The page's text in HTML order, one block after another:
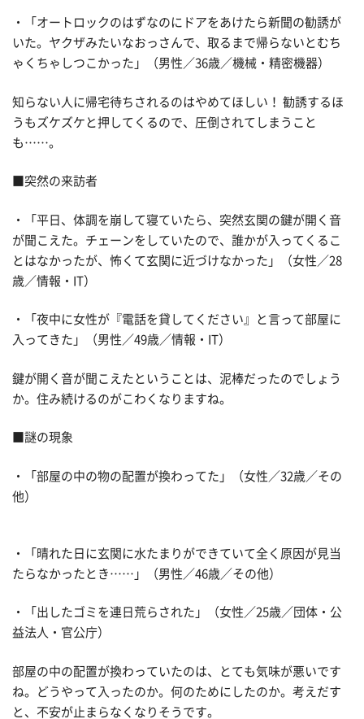
・「オートロックのはずなのにドアをあけたら新聞の勧誘が
いた。ヤクザみたいなおっさんで、取るまで帰らないとむち
ゃくちゃしつこかった」（男性／36歳／機械・精密機器）
知らない人に帰宅待ちされるのはやめてほしい！ 勧誘するほ
うもズケズケと押してくるので、圧倒されてしまうこと
も……。
■突然の来訪者
・「平日、体調を崩して寝ていたら、突然玄関の鍵が開く音
が聞こえた。チェーンをしていたので、誰かが入ってくるこ
とはなかったが、怖くて玄関に近づけなかった」（女性／28
歳／情報・IT）
・「夜中に女性が『電話を貸してください』と言って部屋に
入ってきた」（男性／49歳／情報・IT）
鍵が開く音が聞こえたということは、泥棒だったのでしょう
か。住み続けるのがこわくなりますね。
■謎の現象
・「部屋の中の物の配置が換わってた」（女性／32歳／その
他）
・「晴れた日に玄関に水たまりができていて全く原因が見当
たらなかったとき……」（男性／46歳／その他）
・「出したゴミを連日荒らされた」（女性／25歳／団体・公
益法人・官公庁）
部屋の中の配置が換わっていたのは、とても気味が悪いです
ね。どうやって入ったのか。何のためにしたのか。考えだす
と、不安が止まらなくなりそうです。